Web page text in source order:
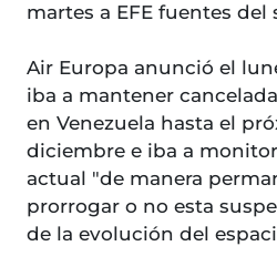
martes a EFE fuentes del
Air Europa anunció el
iba a mantener
en Venezuela hasta el
diciembre e iba a
actual "de manera
prorrogar o no esta
de la evolución del